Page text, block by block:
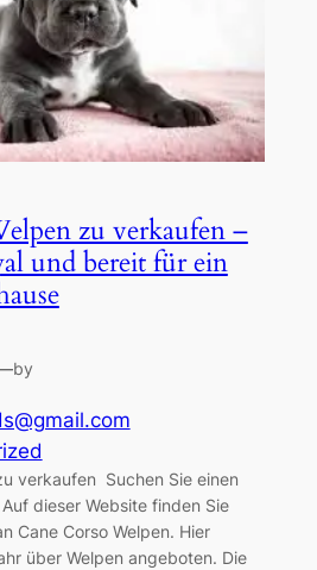
zu verkaufen –
und bereit für ein
by
verkaufen Suchen Sie einen
dieser Website finden Sie
Cane Corso Welpen. Hier
über Welpen angeboten. Die